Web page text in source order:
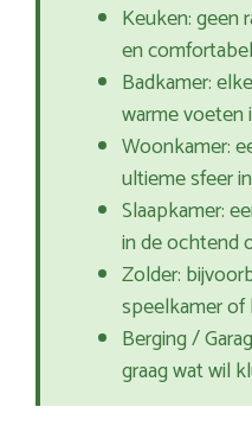
Keuken: geen
en
Badkamer:
warme voeten
Woonkamer:
ultieme sfeer
Slaapkamer:
in de ochtend
Zolder:
speelkamer
Berging /
graag wat wil